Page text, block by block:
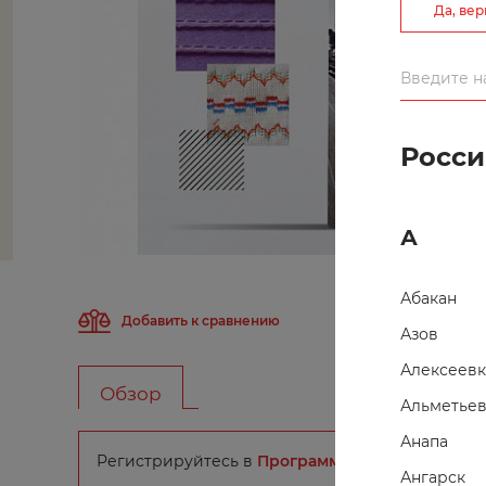
Добавить к сравнению
Обзор
Регистрируйтесь в Программе Лояльности и
Да,
А
Абакан
Азов
Анапа
Ангарск